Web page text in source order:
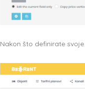
Nakon što definirate